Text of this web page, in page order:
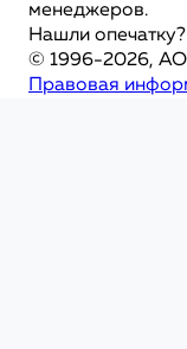
менеджеров.
Нашли
© 1996-2026, АО
Правовая